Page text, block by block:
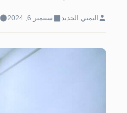
اليمني الجديد سبتمبر 6, 2024